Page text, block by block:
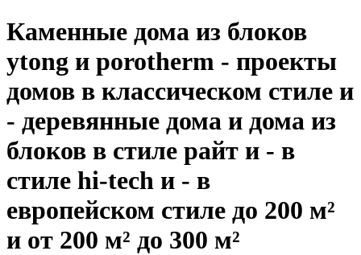
Каменные дома из блоков
ytong и porotherm - проекты
домов в классическом стиле и
- деревянные дома и дома из
блоков в стиле райт и - в
стиле hi-tech и - в
европейском стиле до 200 м²
и от 200 м² до 300 м²